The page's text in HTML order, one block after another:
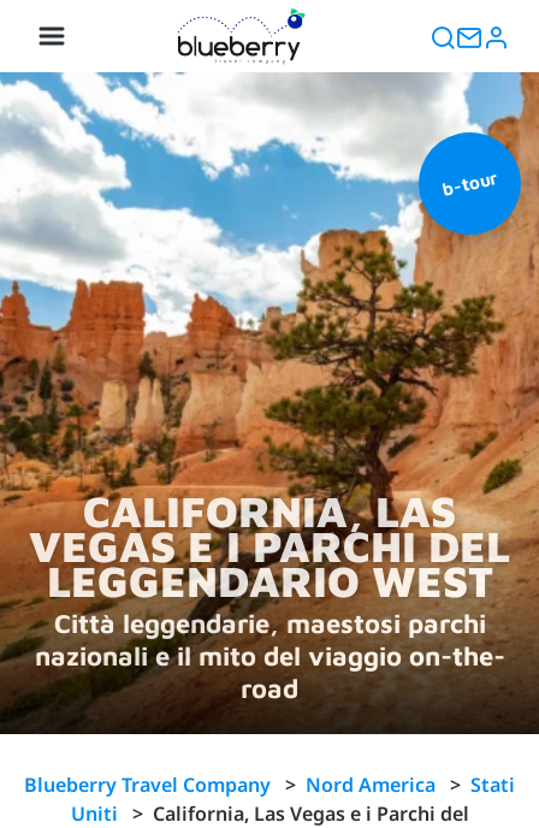
b-tour
CALIFORNIA, LAS
VEGAS E I PARCHI DEL
LEGGENDARIO WEST
Città leggendarie, maestosi parchi
nazionali e il mito del viaggio on-the-
road
Blueberry Travel Company > Nord America > Stati
Uniti > California, Las Vegas e i Parchi del